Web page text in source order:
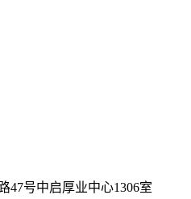
47号中启厚业中心1306室